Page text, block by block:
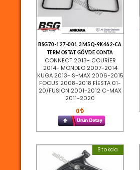
BSG70-127-001 3M5Q-9K462-CA
TERMOSTAT GÖVDE CONTA
CONNECT 2013- COURİER
2014- MONDEO 2007-2014
KUGA 2013- S-MAX 2006-2015
FOCUS 2008-2018 FİESTA 01-
20/FUSİON 2001-2012 C-MAX
2011-2020
0
Stokda